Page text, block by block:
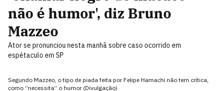
não é humor', diz Bruno
Mazzeo
Ator se pronunciou nesta manhã sobre caso ocorrido em
espétaculo em SP
Segundo Mazzeo, o tipo de piada feita por Felipe Hamachi não tem crítica,
como “necessita” o humor (Divulgação)